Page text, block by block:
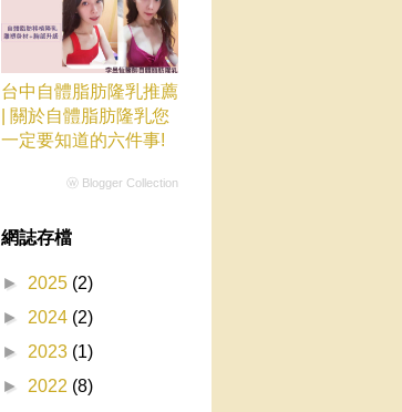
台中自體脂肪隆乳推薦
| 關於自體脂肪隆乳您
一定要知道的六件事!
ⓦ Blogger Collection
網誌存檔
► 2025 (2)
► 2024 (2)
► 2023 (1)
► 2022 (8)